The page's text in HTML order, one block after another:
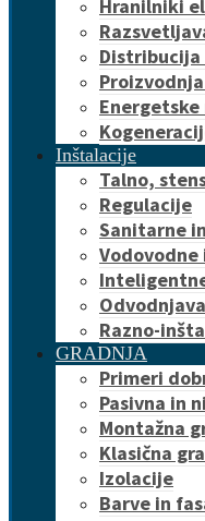
Hranilniki
Distribucija
Inštalacije
Talno,
Regulacije
Sanitarne
Razno-
GRADNJA
Primeri
Pasivna in
Montažna
Klasična
Izolacije
Barve in